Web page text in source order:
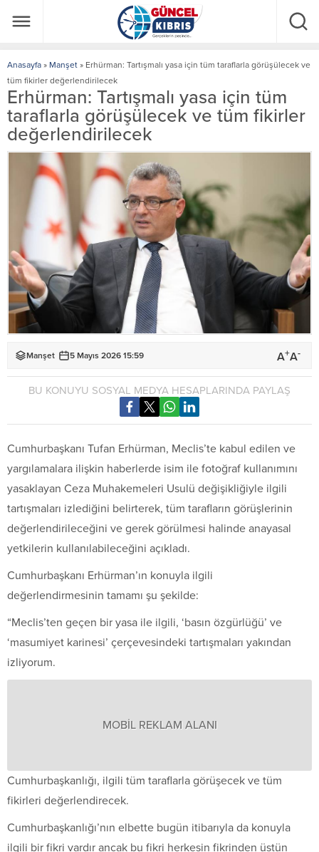
Anasayfa » Manşet » Erhürman: Tartışmalı yasa için tüm taraflarla görüşülecek ve
tüm fikirler değerlendirilecek
Erhürman: Tartışmalı yasa için tüm
taraflarla görüşülecek ve tüm fikirler
değerlendirilecek
Manşet 5 Mayıs 2026 15:59 A+A-
BU KONUYU SOSYAL MEDYA HESAPLARINDA PAYLAŞ
Cumhurbaşkanı Tufan Erhürman, Meclis’te kabul edilen ve
yargılamalara ilişkin haberlerde isim ile fotoğraf kullanımını
yasaklayan Ceza Muhakemeleri Usulü değişikliğiyle ilgili
tartışmaları izlediğini belirterek, tüm tarafların görüşlerinin
değerlendirileceğini ve gerek görülmesi halinde anayasal
yetkilerin kullanılabileceğini açıkladı.
Cumhurbaşkanı Erhürman’ın konuyla ilgili
değerlendirmesinin tamamı şu şekilde:
“Meclis’ten geçen bir yasa ile ilgili, ‘basın özgürlüğü’ ve
‘masumiyet karinesi’ çerçevesindeki tartışmaları yakından
izliyorum.
MOBİL REKLAM ALANI
Cumhurbaşkanlığı, ilgili tüm taraflarla görüşecek ve tüm
fikirleri değerlendirecek.
Cumhurbaşkanlığı’nın elbette bugün itibarıyla da konuyla
ilgili bir fikri vardır ancak bu fikri herkesin fikrinden üstün